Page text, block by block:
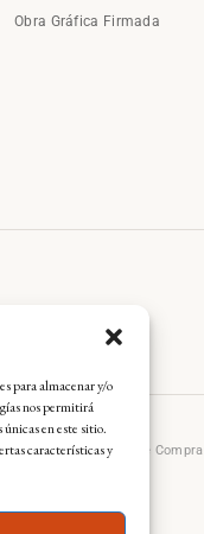
para almacenar y/o
nos permitirá
en este sitio.
características y
Obra Gráfica Firmada
Generales de Compra